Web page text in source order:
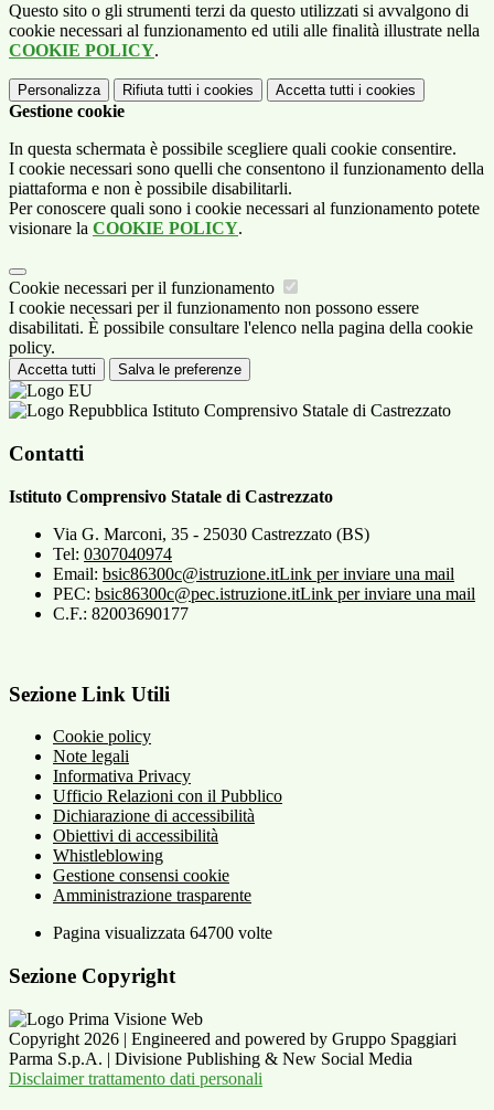
Questo sito o gli strumenti terzi da questo utilizzati si avvalgono di
cookie necessari al funzionamento ed utili alle finalità illustrate nella
COOKIE POLICY.
Personalizza Rifiuta tutti i cookies Accetta tutti i cookies
Gestione cookie
In questa schermata è possibile scegliere quali cookie consentire.
I cookie necessari sono quelli che consentono il funzionamento della
piattaforma e non è possibile disabilitarli.
Per conoscere quali sono i cookie necessari al funzionamento potete
visionare la COOKIE POLICY.
Cookie necessari per il funzionamento
I cookie necessari per il funzionamento non possono essere
disabilitati. È possibile consultare l'elenco nella pagina della cookie
policy.
Accetta tutti Salva le preferenze
Istituto Comprensivo Statale di Castrezzato
Contatti
Istituto Comprensivo Statale di Castrezzato
Via G. Marconi, 35 - 25030 Castrezzato (BS)
Tel: 0307040974
Email: bsic86300c@istruzione.itLink per inviare una mail
PEC: bsic86300c@pec.istruzione.itLink per inviare una mail
C.F.: 82003690177
Sezione Link Utili
Cookie policy
Note legali
Informativa Privacy
Ufficio Relazioni con il Pubblico
Dichiarazione di accessibilità
Obiettivi di accessibilità
Whistleblowing
Gestione consensi cookie
Amministrazione trasparente
Pagina visualizzata 64700 volte
Sezione Copyright
Copyright 2026 | Engineered and powered by Gruppo Spaggiari
Parma S.p.A. | Divisione Publishing & New Social Media
Disclaimer trattamento dati personali